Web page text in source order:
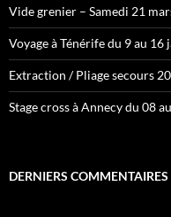
Vide grenier – Samedi 21
Voyage à Ténérife du 9 au 16
Extraction / Pliage secours
Stage cross à Annecy du 08
DERNIERS COMMENTAIRES